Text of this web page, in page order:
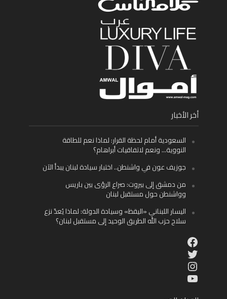
أخر الأخبار
السعودية أمام لحظة القرار: لماذا نعم للطاقة
النووية… ونعم لاتفاقيات أبراهام؟
جوزيف عون في واشنطن.. اختبار سيادة لبنان يبدأ الآن
من دمشق إلى بيروت: صراع الرؤى بين باريس
وواشنطن حول مستقبل لبنان
اليسار اللبناني «اليقظ» وسيادة الدولة: لماذا يُعدّ نزع
سلاح حزب الله الطريق الوحيد إلى مستقبل لبنان؟
Facebook
Twitter
Instagram
YouTube